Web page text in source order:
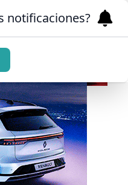
05/2026
180
notificaciones?